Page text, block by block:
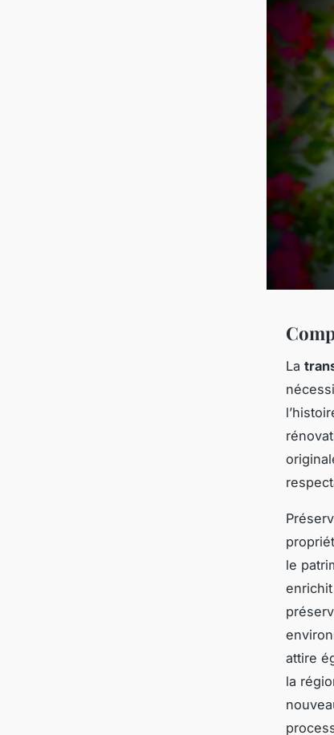
La
le
attire
la